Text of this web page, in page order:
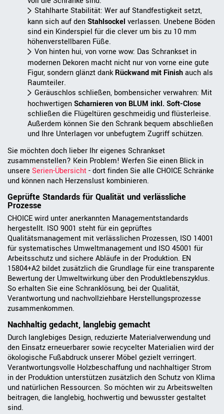
Stahlharte Stabilität: Wer auf Standfestigkeit setzt,
kann sich auf denStahlsockel verlassen. Unebene Böden
sind ein Kinderspiel für die clever um bis zu 10 mm
höhenverstellbaren Füße.
Von hinten hui, von vorne wow: Das Schrankset in
modernen Dekoren macht nicht nur von vorne eine gute
Figur, sondern glänzt dankRückwand mit Finishauch als
Raumteiler.
Geräuschlos schließen, bombensicher verwahren: Mit
hochwertigenScharnieren von BLUM inkl. Soft-Close
schließen die Flügeltüren geschmeidig und flüsterleise.
Außerdem können Sie den Schrank bequem abschließen
und Ihre Unterlagen vor unbefugtem Zugriff schützen.
Sie möchten doch lieber Ihr eigenes Schrankset
zusammenstellen? Kein Problem! Werfen Sie einen Blick in
unsere Serien-Übersicht- dort finden Sie alle CHOICE Schränke
und können nach Herzenslust kombinieren.
Geprüfte Standards für Qualität und verlässliche
Prozesse
CHOICE wird unter anerkannten Managementstandards
hergestellt. ISO 9001 steht für ein geprüftes
Qualitätsmanagement mit verlässlichen Prozessen, ISO 14001
für systematisches Umweltmanagement und ISO 45001 für
Arbeitsschutz und sichere Abläufe in der Produktion. EN
15804+A2 bildet zusätzlich die Grundlage für eine transparente
Bewertung der Umweltwirkung über den Produktlebenszyklus.
So erhalten Sie eine Schranklösung, bei der Qualität,
Verantwortung und nachvollziehbare Herstellungsprozesse
zusammenkommen.
Nachhaltig gedacht, langlebig gemacht
Durch langlebiges Design, reduzierte Materialverwendung und
den Einsatz erneuerbarer sowie recycelter Materialien wird der
ökologische Fußabdruck unserer Möbel gezielt verringert.
Verantwortungsvolle Holzbeschaffung und nachhaltiger Strom
in der Produktion unterstützen zusätzlich den Schutz von Klima
und natürlichen Ressourcen. So möchten wir zu Arbeitswelten
beitragen, die langlebig, hochwertig und bewusster gestaltet
sind.